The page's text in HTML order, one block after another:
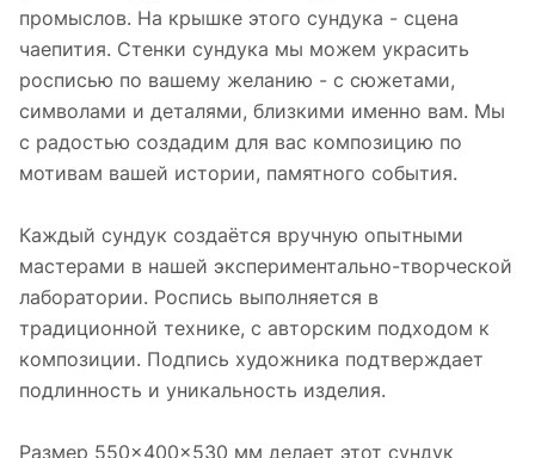
промыслов. На крышке этого сундука - сцена
чаепития. Стенки сундука мы можем украсить
росписью по вашему желанию - с сюжетами,
символами и деталями, близкими именно вам. Мы
с радостью создадим для вас композицию по
мотивам вашей истории, памятного события.
Каждый сундук создаётся вручную опытными
мастерами в нашей экспериментально-творческой
лаборатории. Роспись выполняется в
традиционной технике, с авторским подходом к
композиции. Подпись художника подтверждает
подлинность и уникальность изделия.
Размер 550×400×530 мм делает этот сундук